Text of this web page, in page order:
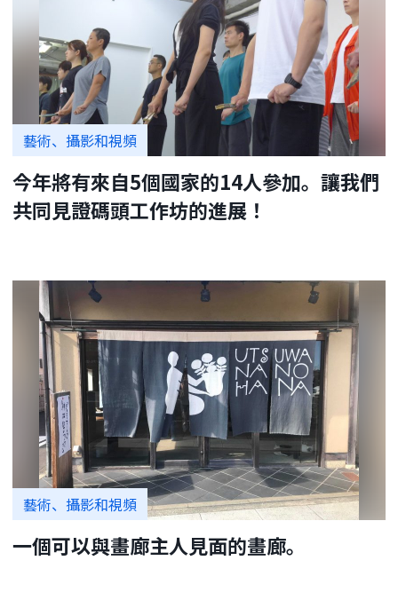
藝術、攝影和視頻
今年將有來自5個國家的14人參加。讓我們
共同見證碼頭工作坊的進展！
藝術、攝影和視頻
一個可以與畫廊主人見面的畫廊。